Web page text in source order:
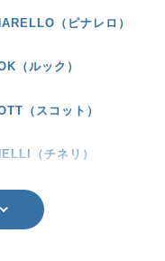
（ピナレロ）
（ルック）
（スコット）
（チネリ）